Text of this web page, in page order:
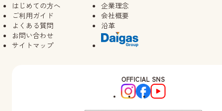
はじめての方へ
ご利用ガイド
よくある質問
お問い合わせ
サイトマップ
企業理念
会社概要
沿革
OFFICIAL SNS